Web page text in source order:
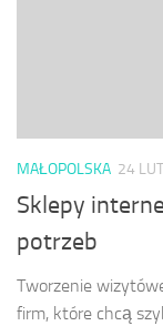
MAŁOPOLSKA 24
Sklepy
potrzeb
Tworzenie
firm, które chcą